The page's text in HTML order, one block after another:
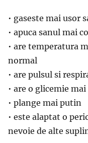
• gaseste mai usor
• apuca sanul mai
• are temperatura
normal
• are pulsul si
• are o glicemie
• plange mai putin
• este alaptat o
nevoie de alte